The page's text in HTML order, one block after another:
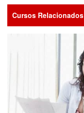
Cursos Relacionados